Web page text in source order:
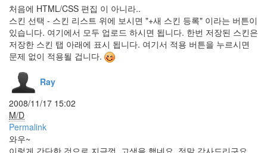
처음에 HTML/CSS 편집 이 아니라..
스킨 선택 - 스킨 리스트 위에 보시면 "+새 스킨 등록" 이라는 버튼이
있습니다. 여기에서 모두 업로드 하시면 됩니다. 한번 저장된 스킨은
저장한 스킨 탭 아래에 표시 됩니다. 여기서 적용 버튼을 누르시면
문제 없이 적용될 겁니다.
Ray
2008/11/17 15:02
M/D
Permalink
와우~
이렇게 간단한 것으로 지금껏..고생을 했네요. 정말 감사드리구요.
예
쁘
죠
근
데
었
어
요
앱